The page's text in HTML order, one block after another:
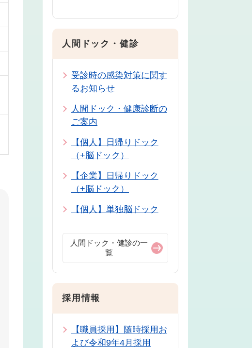
人間ドック・健診
受診時の感染対策に関す
るお知らせ
人間ドック・健康診断の
ご案内
【個人】日帰りドック
（+脳ドック）
【企業】日帰りドック
（+脳ドック）
【個人】単独脳ドック
人間ドック・健診の一
覧
採用情報
【職員採用】随時採用お
よび令和9年4月採用